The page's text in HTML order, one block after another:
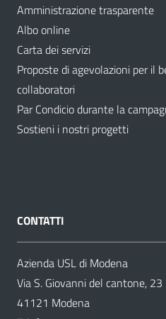
Amministrazione trasparente
Albo online
Carta dei servizi
Proposte di agevolazioni per il
collaboratori
Par Condicio durante la
Sostieni i nostri progetti
CONTATTI
Azienda USL di Modena
Via S. Giovanni del cantone, 23
41121 Modena